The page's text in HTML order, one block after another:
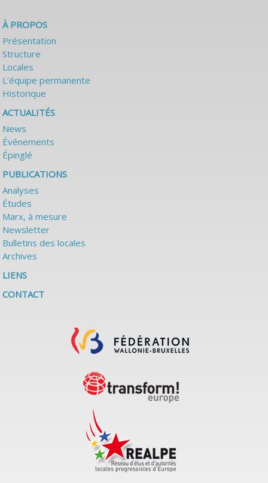
À PROPOS
Présentation
Structure
Locales
L’équipe permanente
Historique
ACTUALITÉS
News
Événements
Épinglé
PUBLICATIONS
Analyses
Études
Marx, à mesure
Newsletter
Bulletins des locales
Archives
LIENS
CONTACT